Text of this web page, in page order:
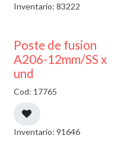
Inventario: 83222
Poste de fusion
A206-12mm/SS x
und
Cod: 17765
Inventario: 91646